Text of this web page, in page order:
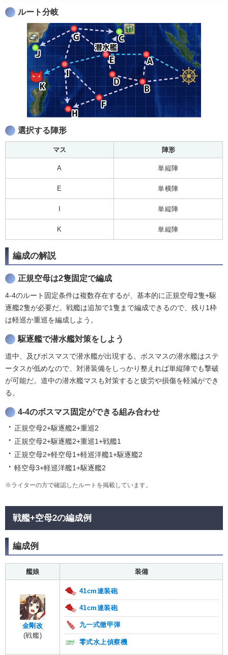
ルート分岐
選択する陣形
マス 陣形
A 単縦陣
E 単横陣
単縦陣
K 単縦陣
編成の解説
正規空母は2隻固定で編成
4-4のルート固定条件は複数存在するが、基本的に正規空母2隻+駆
逐艦2隻が必要だ。戦艦は追加で1隻まで編成できるので、残り1枠
は軽巡か重巡を編成しよう。
駆逐艦で潜水艦対策をしよう
道中、及びボスマスで潜水艦が出現する。ボスマスの潜水艦はステ
ータスが低めなので、対潜装備をしっかり整えれば単縦陣でも撃破
が可能だ。道中の潜水艦マスも対策すると疲労や損傷を軽減ができ
る。
4-4のボスマス固定ができる組み合わせ
正規空母2+駆逐艦2+重巡2
正規空母2+駆逐艦2+重巡1+戦艦1
正規空母2+軽空母1+軽巡洋艦1+駆逐艦2
軽空母3+軽巡洋艦1+駆逐艦2
※ライターの方で確認したルートを掲載しています。
戦艦+空母2の編成例
編成例
艦娘 装備
金剛改
(戦艦)
41cm連装砲
41cm連装砲
九一式徹甲弾
零式水上偵察機